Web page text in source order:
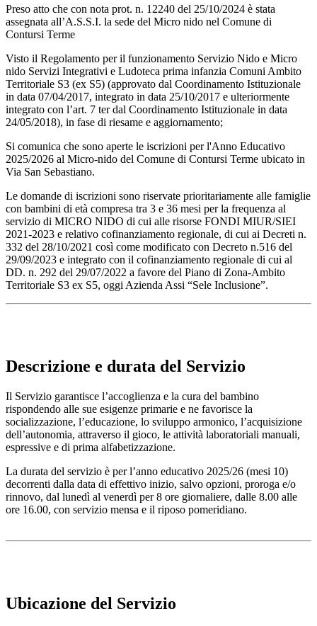
Preso atto che con nota prot. n. 12240 del 25/10/2024 è stata
assegnata all’A.S.S.I. la sede del Micro nido nel Comune di
Contursi Terme
Visto il Regolamento per il funzionamento Servizio Nido e Micro
nido Servizi Integrativi e Ludoteca prima infanzia Comuni Ambito
Territoriale S3 (ex S5) (approvato dal Coordinamento Istituzionale
in data 07/04/2017, integrato in data 25/10/2017 e ulteriormente
integrato con l’art. 7 ter dal Coordinamento Istituzionale in data
24/05/2018), in fase di riesame e aggiornamento;
Si comunica che sono aperte le iscrizioni per l'Anno Educativo
2025/2026 al Micro-nido del Comune di Contursi Terme ubicato in
Via San Sebastiano.
Le domande di iscrizioni sono riservate prioritariamente alle famiglie
con bambini di età compresa tra 3 e 36 mesi per la frequenza al
servizio di MICRO NIDO di cui alle risorse FONDI MIUR/SIEI
2021-2023 e relativo cofinanziamento regionale, di cui ai Decreti n.
332 del 28/10/2021 così come modificato con Decreto n.516 del
29/09/2023 e integrato con il cofinanziamento regionale di cui al
DD. n. 292 del 29/07/2022 a favore del Piano di Zona-Ambito
Territoriale S3 ex S5, oggi Azienda Assi “Sele Inclusione”.
Descrizione e durata del Servizio
Il Servizio garantisce l’accoglienza e la cura del bambino
rispondendo alle sue esigenze primarie e ne favorisce la
socializzazione, l’educazione, lo sviluppo armonico, l’acquisizione
dell’autonomia, attraverso il gioco, le attività laboratoriali manuali,
espressive e di prima alfabetizzazione.
La durata del servizio è per l’anno educativo 2025/26 (mesi 10)
decorrenti dalla data di effettivo inizio, salvo opzioni, proroga e/o
rinnovo, dal lunedì al venerdì per 8 ore giornaliere, dalle 8.00 alle
ore 16.00, con servizio mensa e il riposo pomeridiano.
Ubicazione del Servizio